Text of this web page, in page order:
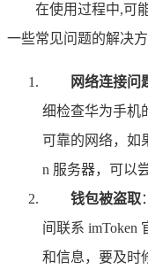
在使用过程中,可
一些常见问题的解决方
网络连接问
细检查华为手机
可靠的网络，如
n 服务器，可以
钱包被盗取
间联系 imToken
和信息，要及时